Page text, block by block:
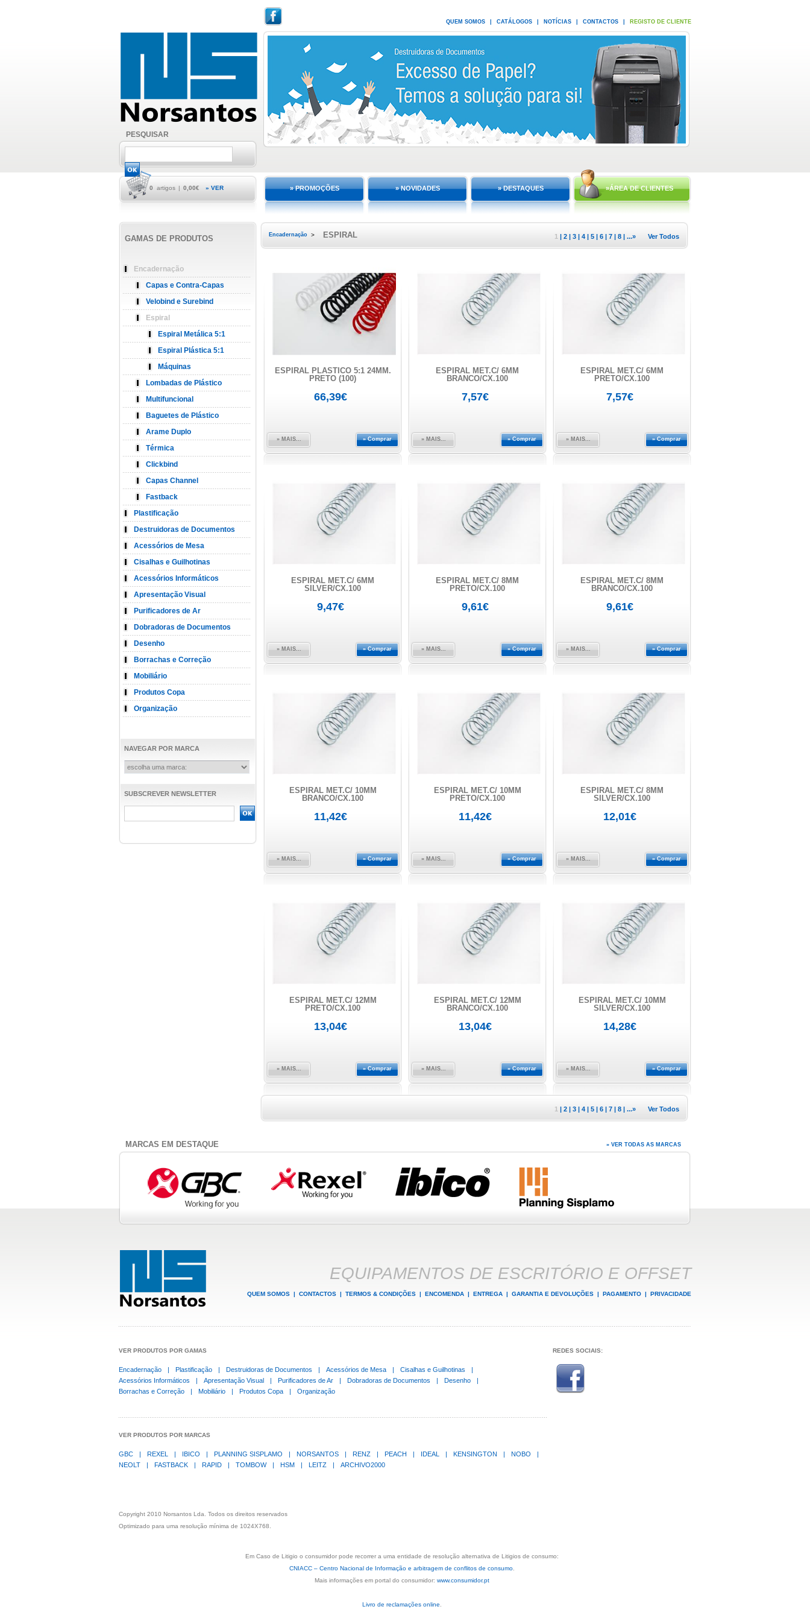
PESQUISAR
QUEM SOMOS CATÁLOGOS NOTÍCIAS CONTACTOS REGISTO DE CLIENTE
0 artigos | 0,00€ » VER » PROMOÇÕES » NOVIDADES » DESTAQUES »ÁREA DE CLIENTES
GAMAS DE PRODUTOS
Encadernação
Capas e Contra-Capas
Velobind e Surebind
Espiral
Espiral Metálica 5:1
Espiral Plástica 5:1
Máquinas
Lombadas de Plástico
Multifuncional
Baguetes de Plástico
Arame Duplo
Térmica
Clickbind
Capas Channel
Fastback
Plastificação
Destruidoras de Documentos
Acessórios de Mesa
Cisalhas e Guilhotinas
Acessórios Informáticos
Apresentação Visual
Purificadores de Ar
Dobradoras de Documentos
Desenho
Borrachas e Correção
Mobiliário
Produtos Copa
Organização
NAVEGAR POR MARCA
SUBSCREVER NEWSLETTER
Encadernação > ESPIRAL 1 | 2 | 3 | 4 | 5 | 6 | 7 | 8 | ...» Ver Todos
ESPIRAL PLÁSTICO 5:1 24MM.
PRETO (100)
66,39€
» Comprar
» MAIS...
ESPIRAL MET.C/ 6MM
BRANCO/CX.100
7,57€
» Comprar
» MAIS...
ESPIRAL MET.C/ 6MM
PRETO/CX.100
7,57€
» Comprar
» MAIS...
ESPIRAL MET.C/ 6MM
SILVER/CX.100
9,47€
» Comprar
» MAIS...
ESPIRAL MET.C/ 8MM
PRETO/CX.100
9,61€
» Comprar
» MAIS...
ESPIRAL MET.C/ 8MM
BRANCO/CX.100
9,61€
» Comprar
» MAIS...
ESPIRAL MET.C/ 10MM
BRANCO/CX.100
11,42€
» Comprar
» MAIS...
ESPIRAL MET.C/ 10MM
PRETO/CX.100
11,42€
» Comprar
» MAIS...
ESPIRAL MET.C/ 8MM
SILVER/CX.100
12,01€
» Comprar
» MAIS...
ESPIRAL MET.C/ 12MM
PRETO/CX.100
13,04€
» Comprar
» MAIS...
ESPIRAL MET.C/ 12MM
BRANCO/CX.100
13,04€
» Comprar
» MAIS...
ESPIRAL MET.C/ 10MM
SILVER/CX.100
14,28€
» Comprar
» MAIS...
1 | 2 | 3 | 4 | 5 | 6 | 7 | 8 | ...» Ver Todos
MARCAS EM DESTAQUE » VER TODAS AS MARCAS
EQUIPAMENTOS DE ESCRITÓRIO E OFFSET
QUEM SOMOS | CONTACTOS | TERMOS & CONDIÇÕES | ENCOMENDA | ENTREGA | GARANTIA E DEVOLUÇÕES | PAGAMENTO | PRIVACIDADE
VER PRODUTOS POR GAMAS
Encadernação | Plastificação | Destruidoras de Documentos | Acessórios de Mesa | Cisalhas e Guilhotinas
|
Acessórios Informáticos
| Apresentação Visual | Purificadores de Ar | Dobradoras de Documentos | Desenho
|
Borrachas e Correção
| Mobiliário | Produtos Copa | Organização
VER PRODUTOS POR MARCAS
GBC | REXEL | IBICO | PLANNING SISPLAMO | NORSANTOS | RENZ | PEACH | IDEAL | KENSINGTON | NOBO
|
NEOLT
| FASTBACK | RAPID | TOMBOW | HSM | LEITZ | ARCHIVO2000
REDES SOCIAIS:
Copyright 2010 Norsantos Lda. Todos os direitos reservados
Optimizado para uma resolução mínima de 1024X768.
Em Caso de Litigio o consumidor pode recorrer a uma entidade de resolução alternativa de Litigios de consumo:
CNIACC – Centro Nacional de Informação e arbitragem de conflitos de consumo
Mais informações em portal do consumidor: www.consumidor.pt
Livro de reclamações online